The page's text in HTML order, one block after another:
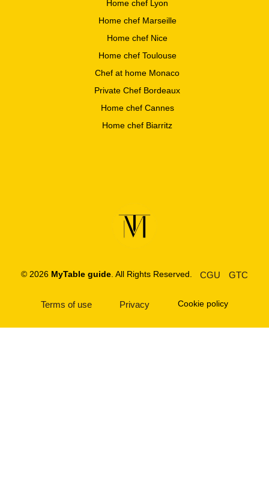
Home chef Lyon
Home chef Marseille
Home chef Nice
Home chef Toulouse
Chef at home Monaco
Private Chef Bordeaux
Home chef Cannes
Home chef Biarritz
© 2026 MyTable guide . All Rights Reserved. CGU GTC
Terms of use Privacy Cookie policy